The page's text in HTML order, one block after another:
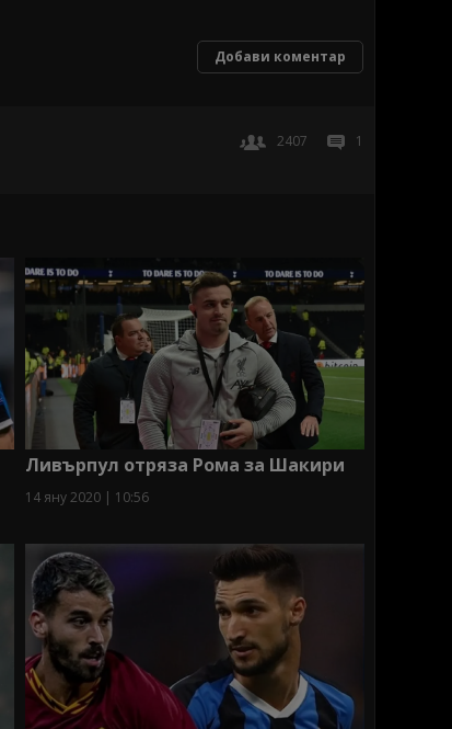
Добави коментар
2407 1
Ливърпул отряза Рома за Шакири
14 яну 2020 | 10:56